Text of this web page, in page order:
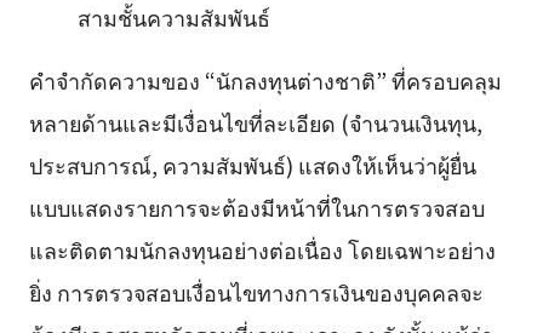
สามชั้นความสัมพันธ์
คำจำกัดความของ “นักลงทุนต่างชาติ” ที่ครอบคลุม
หลายด้านและมีเงื่อนไขที่ละเอียด (จำนวนเงินทุน,
ประสบการณ์, ความสัมพันธ์) แสดงให้เห็นว่าผู้ยื่น
แบบแสดงรายการจะต้องมีหน้าที่ในการตรวจสอบ
และติดตามนักลงทุนอย่างต่อเนื่อง โดยเฉพาะอย่าง
ยิ่ง การตรวจสอบเงื่อนไขทางการเงินของบุคคลจะ